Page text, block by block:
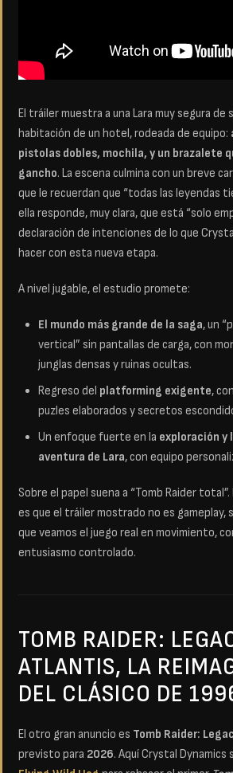
El tráiler muestra a una Lara muy segura de
habitación de un hotel, rodeada de equipo:
pistolas dobles, mochila, y un brazalete
gancho. La escena culmina con un breve
que le recuerdan que “todas las leyendas
ella responde, muy clara, que está “solo
declaración de intenciones de lo que
hacer con esta nueva etapa.
A nivel jugable, el estudio promete:
El mundo más grande de la saga, un
vertical” sin pantallas de carga, con
junglas densas y ruinas ocultas.
Regreso del platforming exigente,
puzles elaborados y secretos
Un enfoque fuerte en la exploración y
aventura de Lara, con equipo
Sobre el papel suena a “Tomb Raider
es que el tráiler mostrado no es gameplay,
que veamos el juego real en movimiento,
entusiasmo controlado.
TOMB RAIDER:
ATLANTIS, LA
DEL CLÁSICO DE
El otro gran anuncio es Tomb Raider:
previsto para 2026. Aquí Crystal Dynamics